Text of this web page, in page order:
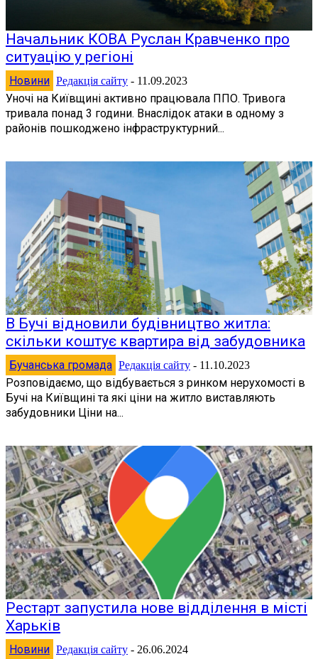
Начальник КОВА Руслан Кравченко про
ситуацію у регіоні
Новини Редакція сайту - 11.09.2023
Уночі на Київщині активно працювала ППО. Тривога
тривала понад 3 години. Внаслідок атаки в одному з
районів пошкоджено інфраструктурний...
В Бучі відновили будівництво житла:
скільки коштує квартира від забудовника
Бучанська громада Редакція сайту - 11.10.2023
Розповідаємо, що відбувається з ринком нерухомості в
Бучі на Київщині та які ціни на житло виставляють
забудовники Ціни на...
Рестарт запустила нове відділення в місті
Харьків
Новини Редакція сайту - 26.06.2024